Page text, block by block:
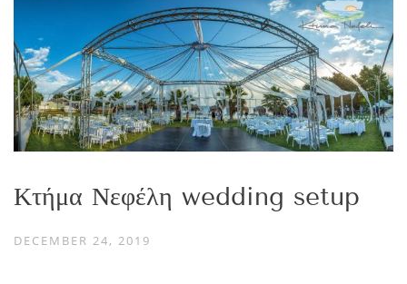
Κτήμα Νεφέλη wedding setup
DECEMBER 24, 2019